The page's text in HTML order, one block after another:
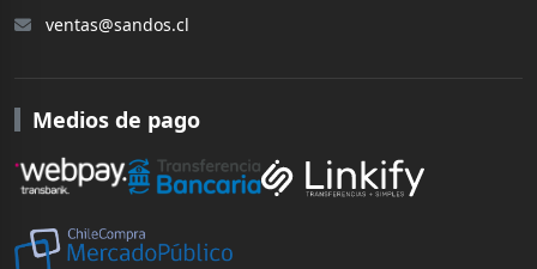
ventas@sandos.cl
Medios de pago